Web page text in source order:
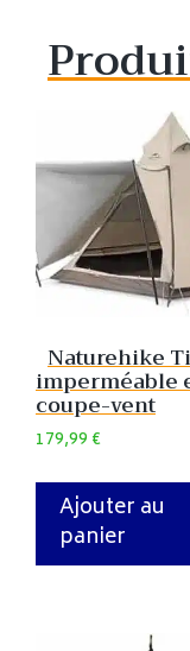
Naturehike
imperméable
coupe-vent
179,99€
Ajouter au
panier